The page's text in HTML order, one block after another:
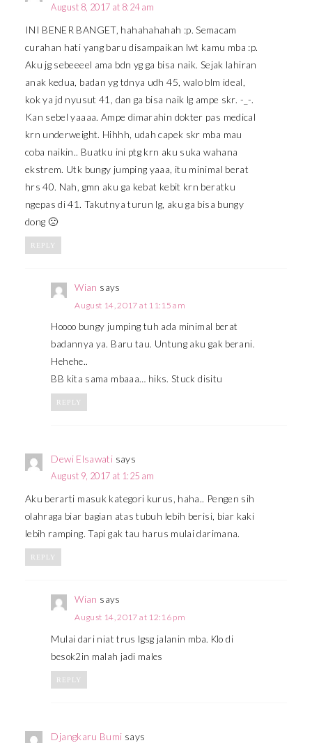
August 8, 2017 at 8:24 am
INI BENER BANGET, hahahahahah :p. Semacam
curahan hati yang baru disampaikan lwt kamu mba :p.
Aku jg sebeeeel ama bdn yg ga bisa naik. Sejak lahiran
anak kedua, badan yg tdnya udh 45, walo blm ideal,
kok ya jd nyusut 41, dan ga bisa naik lg ampe skr. -_-.
Kan sebel yaaaa. Ampe dimarahin dokter pas medical
krn underweight. Hihhh, udah capek skr mba mau
coba naikin.. Buatku ini ptg krn aku suka wahana
ekstrem. Utk bungy jumping yaaa, itu minimal berat
hrs 40. Nah, gmn aku ga kebat kebit krn beratku
ngepas di 41. Takutnya turun lg, aku ga bisa bungy
dong 🙁
REPLY
Wian says
August 14, 2017 at 11:15 am
Hoooo bungy jumping tuh ada minimal berat
badannya ya. Baru tau. Untung aku gak berani.
Hehehe..
BB kita sama mbaaa… hiks. Stuck disitu
REPLY
Dewi Elsawati says
August 9, 2017 at 1:25 am
Aku berarti masuk kategori kurus, haha.. Pengen sih
olahraga biar bagian atas tubuh lebih berisi, biar kaki
lebih ramping. Tapi gak tau harus mulai darimana.
REPLY
Wian says
August 14, 2017 at 12:16 pm
Mulai dari niat trus lgsg jalanin mba. Klo di
besok2in malah jadi males
REPLY
Djangkaru Bumi says